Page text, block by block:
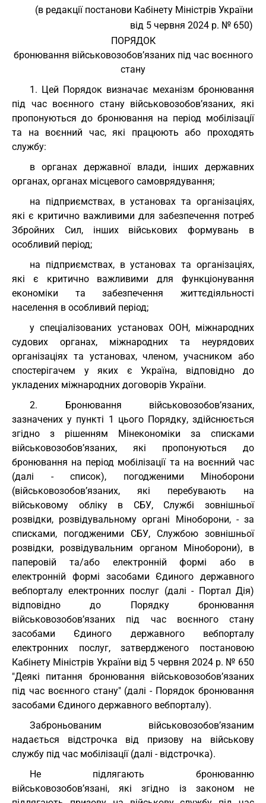
(в редакції постанови Кабінету Міністрів України
від 5 червня 2024 р. № 650)
ПОРЯДОК
бронювання військовозобов’язаних під час воєнного
стану
1. Цей Порядок визначає механізм бронювання
під час воєнного стану військовозобов’язаних, які
пропонуються до бронювання на період мобілізації
та на воєнний час, які працюють або проходять
службу:
в органах державної влади, інших державних
органах, органах місцевого самоврядування;
на підприємствах, в установах та організаціях,
які є критично важливими для забезпечення потреб
Збройних Сил, інших військових формувань в
особливий період;
на підприємствах, в установах та організаціях,
які є критично важливими для функціонування
економіки та забезпечення життєдіяльності
населення в особливий період;
у спеціалізованих установах ООН, міжнародних
судових органах, міжнародних та неурядових
організаціях та установах, членом, учасником або
спостерігачем у яких є Україна, відповідно до
укладених міжнародних договорів України.
2. Бронювання військовозобов’язаних,
зазначених у пункті 1 цього Порядку, здійснюється
згідно з рішенням Мінекономіки за списками
військовозобов’язаних, які пропонуються до
бронювання на період мобілізації та на воєнний час
(далі - список), погодженими Міноборони
(військовозобов’язаних, які перебувають на
військовому обліку в СБУ, Службі зовнішньої
розвідки, розвідувальному органі Міноборони, - за
списками, погодженими СБУ, Службою зовнішньої
розвідки, розвідувальним органом Міноборони), в
паперовій та/або електронній формі або в
електронній формі засобами Єдиного державного
вебпорталу електронних послуг (далі - Портал Дія)
відповідно до Порядку бронювання
військовозобов’язаних під час воєнного стану
засобами Єдиного державного вебпорталу
електронних послуг, затвердженого постановою
Кабінету Міністрів України від 5 червня 2024 р. № 650
"Деякі питання бронювання військовозобов’язаних
під час воєнного стану" (далі - Порядок бронювання
засобами Єдиного державного вебпорталу).
Заброньованим військовозобов’язаним
надається відстрочка від призову на військову
службу під час мобілізації (далі - відстрочка).
Не підлягають бронюванню
військовозобов’язані, які згідно із законом не